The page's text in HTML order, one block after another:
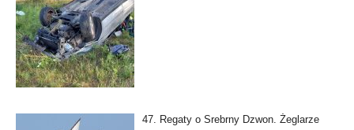
47. Regaty o Srebrny Dzwon. Żeglarze